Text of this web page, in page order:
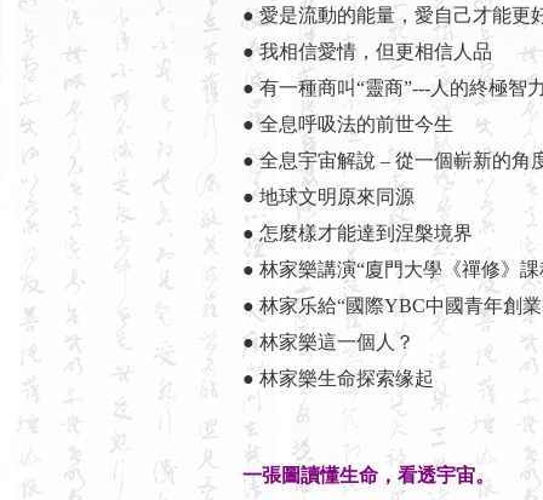
● 愛是流動的能量，愛自己才能更
● 我相信愛情，但更相信人品
● 有一種商叫“靈商”---人的終極智
● 全息呼吸法的前世今生
● 全息宇宙解說 – 從一個嶄新的角
● 地球文明原來同源
● 怎麼樣才能達到涅槃境界
● 林家樂講演“廈門大學《禪修》課
● 林家乐給“國際YBC中國青年創
● 林家樂這一個人？
● 林家樂生命探索缘起
一張圖讀懂生命，看透宇宙。